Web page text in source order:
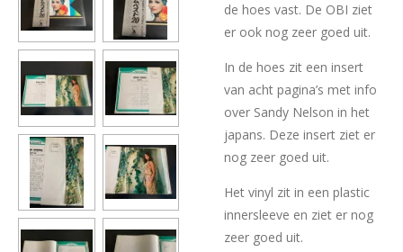
de hoes vast. De OBI ziet
er ook nog zeer goed uit.
In de hoes zit een insert
van acht pagina’s met info
over Sandy Nelson in het
japans. Deze insert ziet er
nog zeer goed uit.
Het vinyl zit in een plastic
innersleeve en ziet er nog
zeer goed uit.